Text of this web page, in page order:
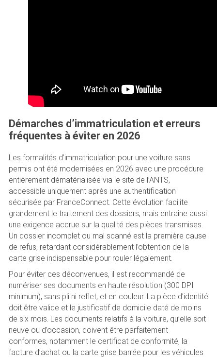
Démarches d’immatriculation et erreurs
fréquentes à éviter en 2026
Les formalités d’immatriculation pour une voiture sans
permis ont été modernisées en 2026 avec une procédure
entièrement dématérialisée via le site de l’ANTS,
accessible uniquement après une authentification
sécurisée par FranceConnect. Cette évolution facilite
grandement le traitement des dossiers, mais entraîne aussi
une exigence accrue sur la qualité des pièces transmises.
Un dossier incomplet ou mal scanné est la première cause
de refus, retardant considérablement l’obtention de la
carte grise indispensable pour rouler légalement.
Pour éviter ces déconvenues, il est recommandé de
numériser ses documents en haute résolution (300 DPI
minimum), sans pli ni reflet, et en couleur. La pièce d’identité
doit être valide et le justificatif de domicile daté de moins
de six mois. Les documents relatifs à la voiture, qu’elle soit
neuve ou d’occasion, doivent être parfaitement
conformes, notamment le certificat de conformité, la
facture d’achat ou la carte grise barrée pour les véhicules